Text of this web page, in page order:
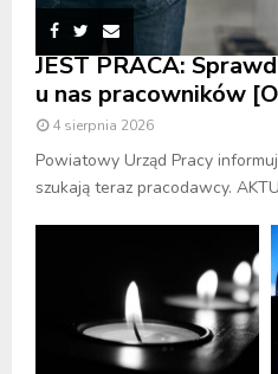
JEST PRACA:
u nas pracowników
4 sierpnia 2026
Powiatowy Urząd Pracy
szukają teraz pracodawcy.